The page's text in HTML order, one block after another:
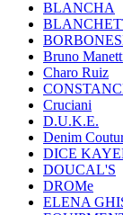
BLANCHA
Bruno
Charo Ruiz
Cruciani
D.U.K.E.
Denim
DICE
DOUCAL'S
DROMe
ELENA